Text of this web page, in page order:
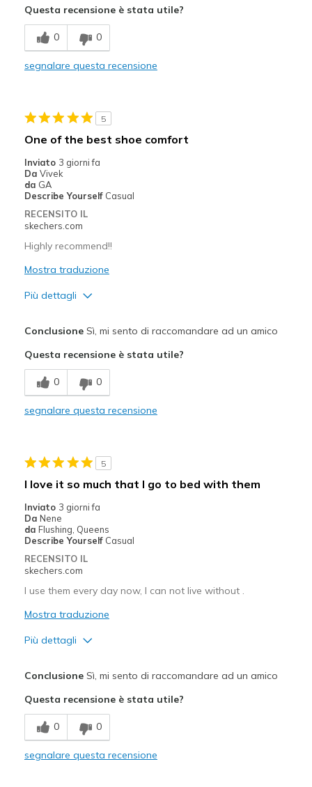
Breathe Well
Comfortable
Super supportive
Migliori Utilizzi:
Running
Width
Sizing
View On Shoes
Shoes are for Wearing
Questa recensione è stata utile?
0 0
segnalare questa recensione
5
One of the best shoe comfort
Inviato 3 giorni fa
Da Vivek
da GA
Describe Yourself Casual
RECENSITO IL
skechers.com
Highly recommend!!
Mostra traduzione
Più dettagli
Breathe Well
Comfortable
Casual Wear
Width
Sizing
View On Shoes
I'm Into Shoes
ConclusioneSì, mi sento di raccomandare ad un amico
Questa recensione è stata utile?
0 0
segnalare questa recensione
5
I love it so much that I go to bed with them
Inviato 3 giorni fa
Da Nene
da Flushing, Queens
Describe Yourself Casual
RECENSITO IL
skechers.com
I use them every day now, I can not live without .
Mostra traduzione
Più dettagli
Migliori Utilizzi:
Going Out
ConclusioneSì, mi sento di raccomandare ad un amico
Questa recensione è stata utile?
0 0
segnalare questa recensione